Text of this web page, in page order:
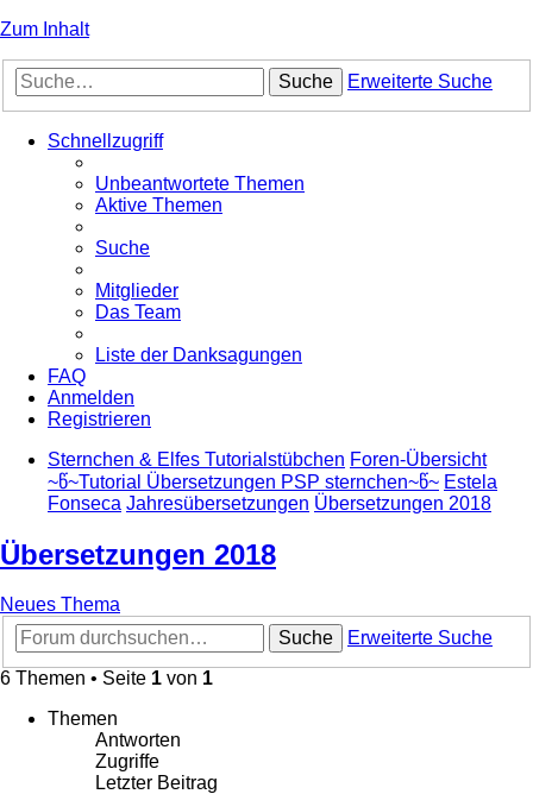
Zum Inhalt
Suche Erweiterte Suche
Schnellzugriff
Unbeantwortete Themen
Aktive Themen
Suche
Mitglieder
Das Team
Liste der Danksagungen
FAQ
Anmelden
Registrieren
Sternchen & Elfes Tutorialstübchen Foren-Übersicht
~წ~Tutorial Übersetzungen PSP sternchen~წ~ Estela
Fonseca Jahresübersetzungen Übersetzungen 2018
Übersetzungen 2018
Neues Thema
Suche
Erweiterte Suche
6 Themen • Seite 1 von 1
Themen
Antworten
Zugriffe
Letzter Beitrag